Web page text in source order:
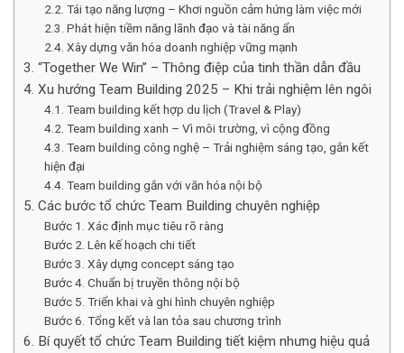
2.2. Tái tạo năng lượng – Khơi nguồn cảm hứng làm việc mới
2.3. Phát hiện tiềm năng lãnh đạo và tài năng ẩn
2.4. Xây dựng văn hóa doanh nghiệp vững mạnh
3. “Together We Win” – Thông điệp của tinh thần dẫn đầu
4. Xu hướng Team Building 2025 – Khi trải nghiệm lên ngôi
4.1. Team building kết hợp du lịch (Travel & Play)
4.2. Team building xanh – Vì môi trường, vì cộng đồng
4.3. Team building công nghệ – Trải nghiệm sáng tạo, gắn kết
hiện đại
4.4. Team building gắn với văn hóa nội bộ
5. Các bước tổ chức Team Building chuyên nghiệp
Bước 1. Xác định mục tiêu rõ ràng
Bước 2. Lên kế hoạch chi tiết
Bước 3. Xây dựng concept sáng tạo
Bước 4. Chuẩn bị truyền thông nội bộ
Bước 5. Triển khai và ghi hình chuyên nghiệp
Bước 6. Tổng kết và lan tỏa sau chương trình
6. Bí quyết tổ chức Team Building tiết kiệm nhưng hiệu quả